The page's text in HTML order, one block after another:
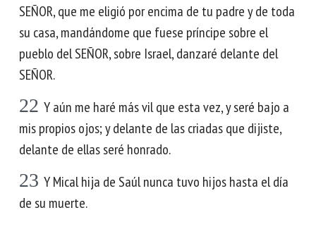
SEÑOR, que me eligió por encima de tu padre y de toda
su casa, mandándome que fuese príncipe sobre el
pueblo del SEÑOR, sobre Israel, danzaré delante del
SEÑOR.
22 Y aún me haré más vil que esta vez, y seré bajo a
mis propios ojos; y delante de las criadas que dijiste,
delante de ellas seré honrado.
23 Y Mical hija de Saúl nunca tuvo hijos hasta el día
de su muerte.